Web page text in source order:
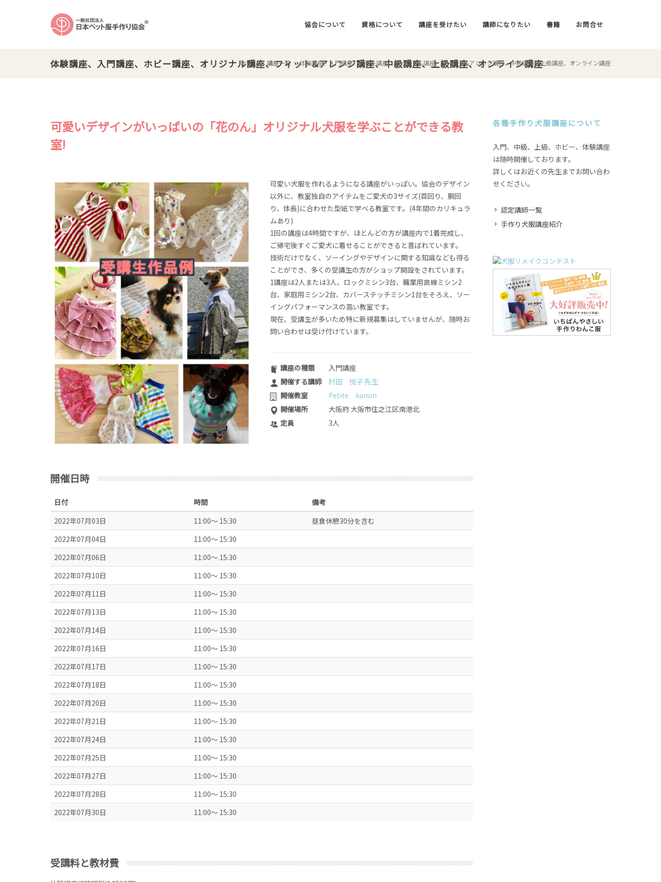
協会について 資格について 講座を受けたい 講師になりたい 書籍 お問合せ
体験講座、入門講座、ホビー講座、オリジナル講座、フィット&アレンジ講座、中級講座、上級講座、オンライン講座
ホーム 講座一覧 体験講座、入門講座、ホビー講座、オリジナル講座、フィット&アレンジ講座、中級講座、上級講座、オンライン講座
可愛いデザインがいっぱいの「花のん」オリジナル犬服を学ぶことができる教
室!
可愛い犬服を作れるようになる講座がいっぱい。協会のデザイン
以外に、教室独自のアイテムをご愛犬の3サイズ(首回り、胴回
り、体長)に合わせた型紙で学べる教室です。(4年間のカリキュラ
ムあり)
1回の講座は4時間ですが、ほとんどの方が講座内で1着完成し、
ご帰宅後すぐご愛犬に着せることができると喜ばれています。
技術だけでなく、ソーイングやデザインに関する知識なども得る
ことができ、多くの受講生の方がショップ開設をされています。
1講座は2人または3人、ロックミシン3台、職業用直線ミシン2
台、家庭用ミシン2台、カバーステッチミシン1台をそろえ、ソー
イングパフォーマンスの高い教室です。
現在、受講生が多いため特に新規募集はしていませんが、随時お
問い合わせは受け付けています。
講座の種類
入門講座
開催する講師
村田 悦子 先生
開催教室
Petite kanon
開催場所
大阪府 大阪市住之江区南港北
定員
3人
開催日時
日付 時間
備考
2022年07月03日
11:00～ 15:30
昼食休憩30分を含む
2022年07月04日
11:00～ 15:30
2022年07月06日
11:00～ 15:30
2022年07月10日
11:00～ 15:30
2022年07月11日
11:00～ 15:30
2022年07月13日
11:00～ 15:30
2022年07月14日
11:00～ 15:30
2022年07月16日
11:00～ 15:30
2022年07月17日
11:00～ 15:30
2022年07月18日
11:00～ 15:30
2022年07月20日
11:00～ 15:30
2022年07月21日
11:00～ 15:30
2022年07月24日
11:00～ 15:30
2022年07月25日
11:00～ 15:30
2022年07月27日
11:00～ 15:30
2022年07月28日
11:00～ 15:30
2022年07月30日
11:00～ 15:30
受講料と教材費
各種手作り犬服講座について
入門、中級、上級、ホビー、体験講座
は随時開催しております。
詳しくはお近くの先生までお問い合わ
せください。
認定講師一覧
手作り犬服講座紹介